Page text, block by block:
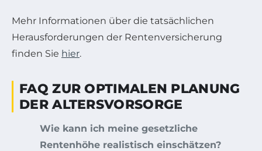
Mehr Informationen über die tatsächlichen
Herausforderungen der Rentenversicherung
finden Sie hier.
FAQ ZUR OPTIMALEN PLANUNG
DER ALTERSVORSORGE
Wie kann ich meine gesetzliche
Rentenhöhe realistisch einschätzen?